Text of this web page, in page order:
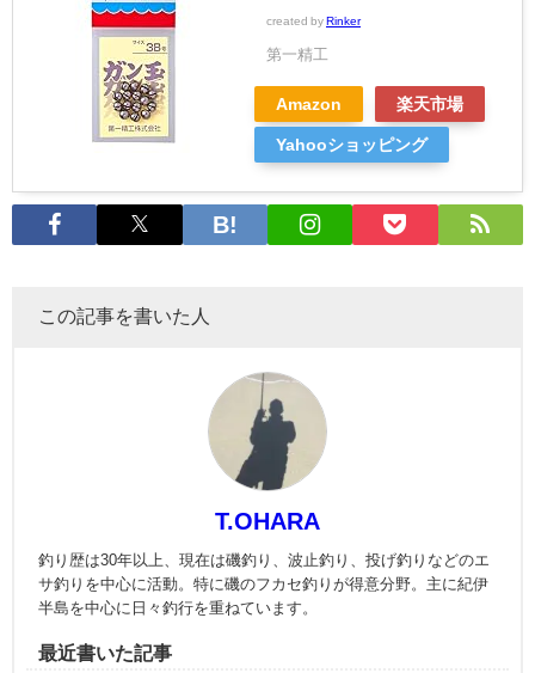
created by Rinker
第一精工
Amazon 楽天市場
Yahooショッピング
この記事を書いた人
T.OHARA
釣り歴は30年以上、現在は磯釣り、波止釣り、投げ釣りなどのエ
サ釣りを中心に活動。特に磯のフカセ釣りが得意分野。主に紀伊
半島を中心に日々釣行を重ねています。
最近書いた記事